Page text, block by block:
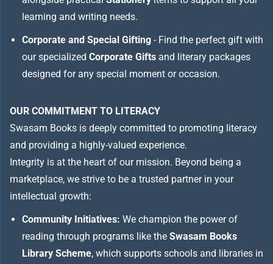
learning and writing needs.
Corporate and Special Gifting - Find the perfect gift with
our specialized Corporate Gifts and literary packages
designed for any special moment or occasion.
OUR COMMITMENT TO LITERACY
Swasam Books is deeply committed to promoting literacy
and providing a highly-valued experience.
Integrity is at the heart of our mission. Beyond being a
marketplace, we strive to be a trusted partner in your
intellectual growth:
Community Initiatives: We champion the power of
reading through programs like the Swasam Books
Library Scheme, which supports schools and libraries in